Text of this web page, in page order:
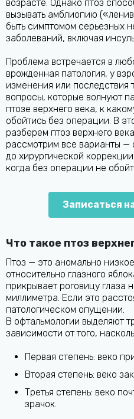
возрасте. Однако птоз
вызывать амблиопию
быть симптомом серьезных
заболеваний, включая
Проблема встречается в
врожденная патология, у
изменения или последствия
вопросы, которые волнуют
птозе верхнего века, к
обойтись без операции. В
разберем птоз верхнего
рассмотрим все варианты —
до хирургической
когда без операции не
Записаться
Что такое птоз
Птоз — это аномально
относительно глазного
прикрывает роговицу глаза
миллиметра. Если это
патологическом опущении.
В офтальмологии выделяют
зависимости от того,
Первая степень: веко
Вторая степень: веко
Третья степень: веко
зрачок.